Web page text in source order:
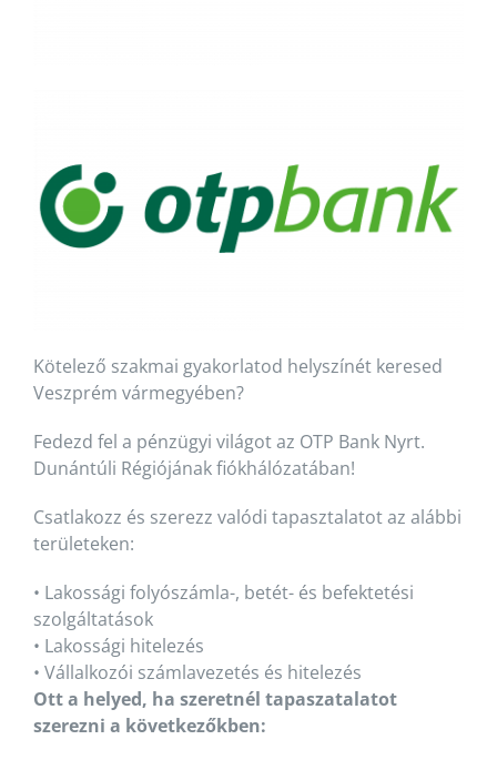
Kötelező szakmai gyakorlatod helyszínét keresed
Veszprém vármegyében?
Fedezd fel a pénzügyi világot az OTP Bank Nyrt.
Dunántúli Régiójának fiókhálózatában!
Csatlakozz és szerezz valódi tapasztalatot az alábbi
területeken:
• Lakossági folyószámla-, betét- és befektetési
szolgáltatások
• Lakossági hitelezés
• Vállalkozói számlavezetés és hitelezés
Ott a helyed, ha szeretnél tapaszatalatot
szerezni a következőkben: